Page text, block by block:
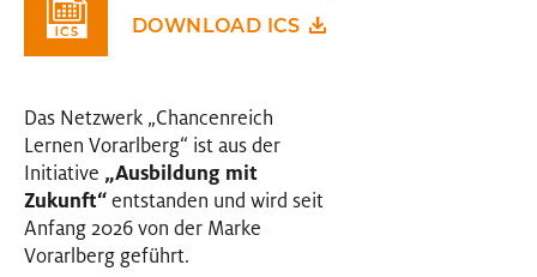
DOWNLOAD ICS
Das Netzwerk „Chancenreich
Lernen Vorarlberg“ ist aus der
Initiative „Ausbildung mit
Zukunft“entstanden und wird seit
Anfang 2026 von der Marke
Vorarlberg geführt.